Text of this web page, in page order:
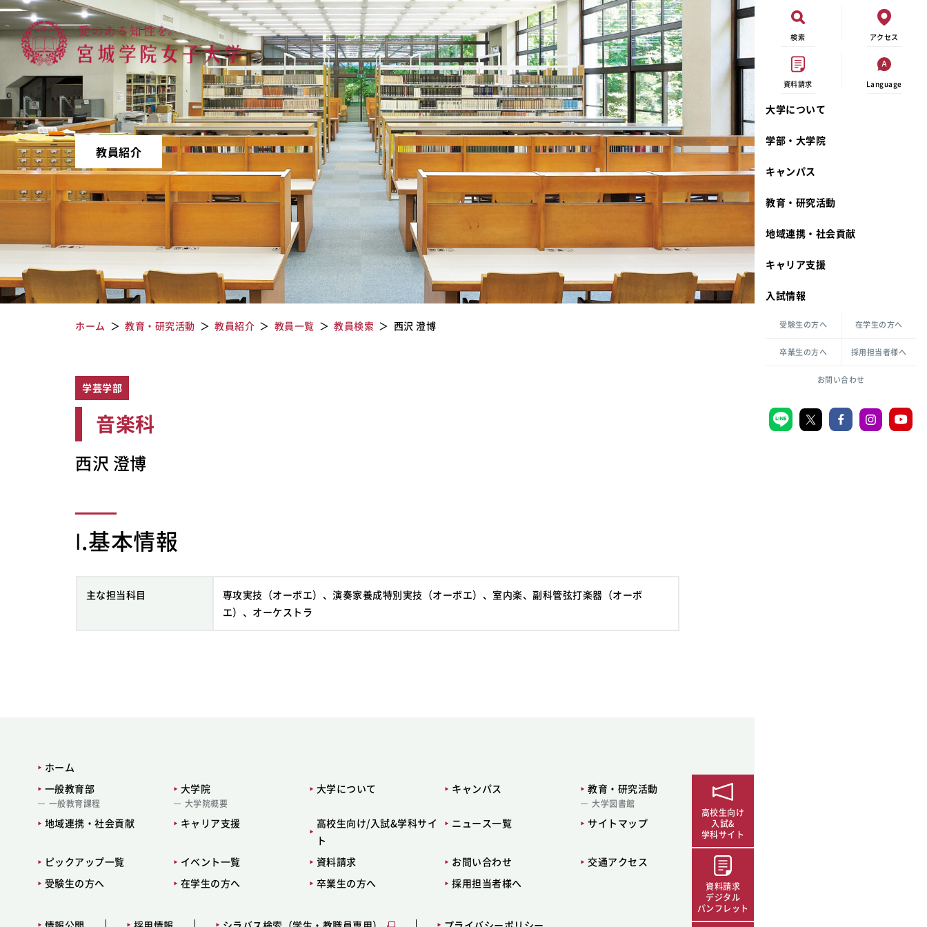
検索 アクセス
資料請求 Language
大学について
宮城学院 校歌
礼拝堂
カリキュラム・ポリシー
倫理憲章
ハラスメントの防止
共生のための多様性宣言
学部・大学院
生活文化デザイン学科
一般教育課程
キャンパス
奨学金
大学祭
キャンパスメンバーズ
教職センター
学芸員課程
図書館司書課程
教育・研究活動動物実験に関する情報公開
教員一覧
大学刊行物
地域連携・社会貢献
カリキュラム・入室方法
キャリア支援
入試情報
出張講義
大学見学
相談フォーム
資料請求
受験生の方へ 在学生の方へ
卒業生の方へ 採用担当者様へ
お問い合わせ
宮城学院女子大学
教員紹介
ホーム 教育・研究活動 教員紹介 教員一覧 教員検索 西沢 澄博
学芸学部
音楽科
西沢 澄博
Ⅰ.基本情報
主な担当科目
専攻実技（オーボエ）、演奏家養成特別実技（オーボエ）、室内楽、副科管弦打楽器（オーボ
エ）、オーケストラ
ホーム
一般教育部
一般教育課程
大学院
大学院概要
大学について キャンパス 教育・研究活動
大学図書館
地域連携・社会貢献 キャリア支援
高校生向け/入試&学科サイ
ト
ニュース一覧 サイトマップ
ピックアップ一覧 イベント一覧 資料請求 お問い合わせ
交通アクセス
受験生の方へ
在学生の方へ 卒業生の方へ 採用担当者様へ
高校生向け
入試&
学科サイト
資料請求
デジタル
パンフレット